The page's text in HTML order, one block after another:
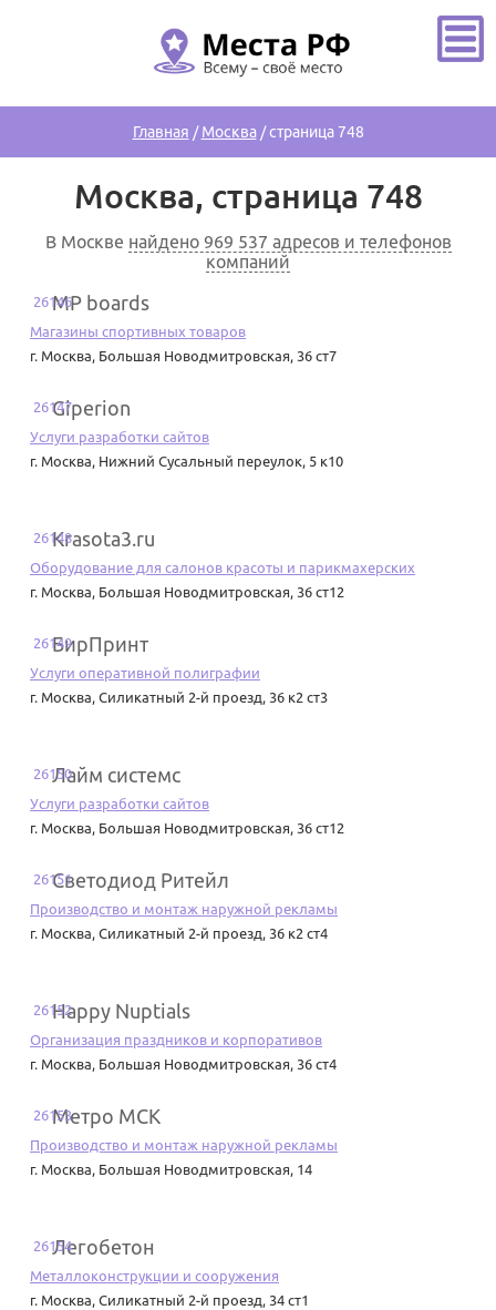
Главная /Москва/страница 748
Москва, страница 748
В Москве найдено 969 537 адресов и телефонов
компаний
26146MP boards
Магазины спортивных товаров
г. Москва, Большая Новодмитровская, 36 ст7
26147Giperion
Услуги разработки сайтов
г. Москва, Нижний Сусальный переулок, 5 к10
26148Krasota3.ru
Оборудование для салонов красоты и парикмахерских
г. Москва, Большая Новодмитровская, 36 ст12
26149БирПринт
Услуги оперативной полиграфии
г. Москва, Силикатный 2-й проезд, 36 к2 ст3
26150Лайм системс
Услуги разработки сайтов
г. Москва, Большая Новодмитровская, 36 ст12
26151Светодиод Ритейл
Производство и монтаж наружной рекламы
г. Москва, Силикатный 2-й проезд, 36 к2 ст4
26152Happy Nuptials
Организация праздников и корпоративов
г. Москва, Большая Новодмитровская, 36 ст4
26153Метро МСК
Производство и монтаж наружной рекламы
г. Москва, Большая Новодмитровская, 14
26154Легобетон
Металлоконструкции и сооружения
г. Москва, Силикатный 2-й проезд, 34 ст1